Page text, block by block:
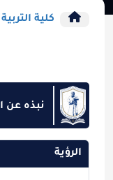
كلية التربية
نبذه عن
الرؤية